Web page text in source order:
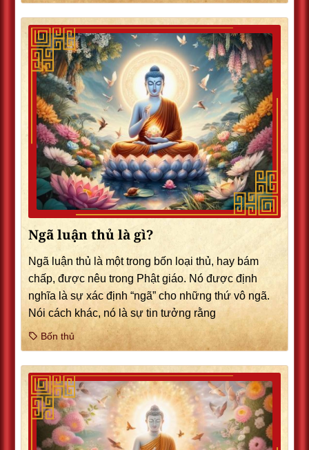
Ngã luận thủ là gì?
Ngã luận thủ là một trong bốn loại thủ, hay bám
chấp, được nêu trong Phật giáo. Nó được định
nghĩa là sự xác định “ngã” cho những thứ vô ngã.
Nói cách khác, nó là sự tin tưởng rằng
Bốn thủ